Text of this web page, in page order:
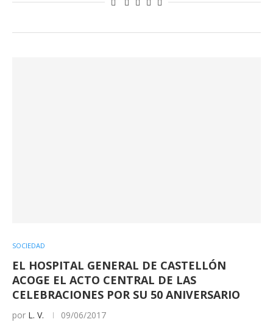
SOCIEDAD
EL HOSPITAL GENERAL DE CASTELLÓN
ACOGE EL ACTO CENTRAL DE LAS
CELEBRACIONES POR SU 50 ANIVERSARIO
por L. V. 09/06/2017